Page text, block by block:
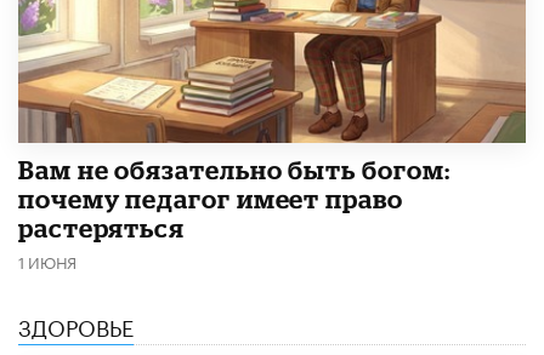
​Вам не обязательно быть богом:
почему педагог имеет право
растеряться
1 ИЮНЯ
ЗДОРОВЬЕ